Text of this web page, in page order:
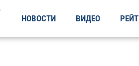
НОВОСТИ ВИДЕО